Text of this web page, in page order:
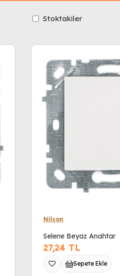
Stoktakiler
Nilson
Selene Beyaz Anahtar
27,24 TL
Sepete Ekle